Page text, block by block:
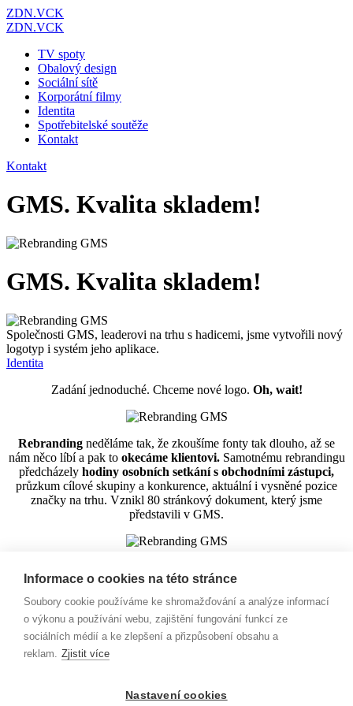
ZDN.VCK
ZDN.VCK
TV spoty
Obalový design
Sociální sítě
Korporátní filmy
Identita
Spotřebitelské soutěže
Kontakt
Kontakt
GMS. Kvalita skladem!
GMS. Kvalita skladem!
Společnosti GMS, leaderovi na trhu s hadicemi, jsme vytvořili nový
logotyp i systém jeho aplikace.
Identita
Zadání jednoduché. Chceme nové logo. Oh, wait!
Rebranding neděláme tak, že zkoušíme fonty tak dlouho, až se
nám něco líbí a pak to okecáme klientovi.Samotnému rebrandingu
předcházely hodiny osobních setkání s obchodními zástupci,
průzkum cílové skupiny a konkurence, aktuální i vysněné pozice
značky na trhu. Vznikl 80 stránkový dokument, který jsme
představili v GMS.
aby její název lépe vypovídal o službách, které nabízí. Přidali jsme
claim "KVALITA SKLADEM", který odkazuje nejen na kvalitní
služby a produkty, ale zároveň říká zákazníkům, že GMS je velká
společnost na kterou je spolehnutí, zejména v krizových situacích.
Skladem. Nečekáte.
Jdete do toho s námi?
Informace o cookies na této stránce
Soubory cookie používáme ke shromažďování a analýze informací
o výkonu a používání webu, zajištění fungování funkcí ze
sociálních médií a ke zlepšení a přizpůsobení obsahu a
reklam. Zjistit více
Nastavení cookies